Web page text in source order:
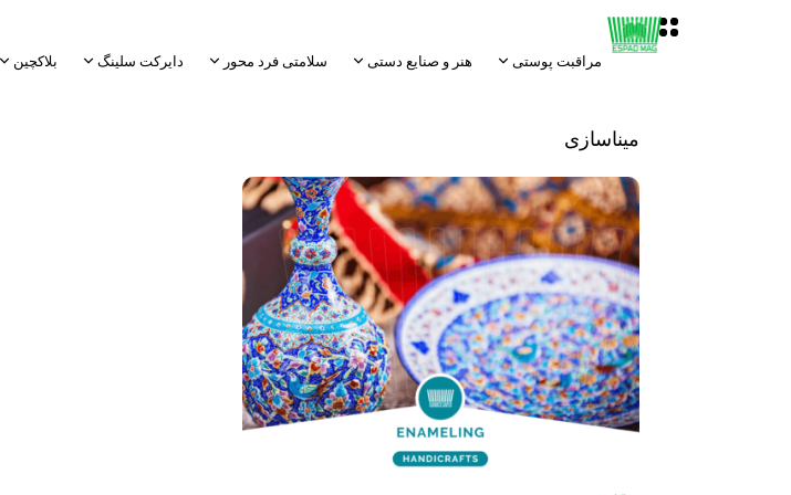
مراقبت پوستی هنر و صنایع دستی سلامتی فرد محور دایرکت سلینگ بلاکچین
میناسازی